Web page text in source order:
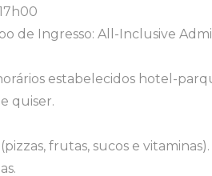
de Ingresso: All-Inclusive
estabelecidos hotel-
quiser.
frutas, sucos e vitaminas).